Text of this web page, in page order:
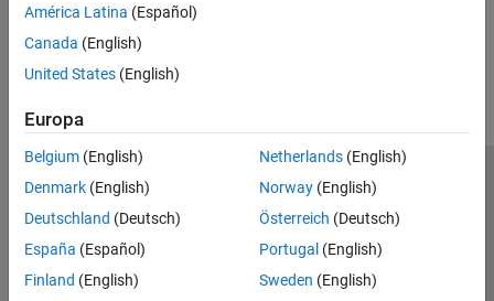
América Latina (Español)
Canada (English)
United States (English)
Europa
Belgium (English)
Denmark (English)
Deutschland (Deutsch)
España (Español)
Finland (English)
Netherlands(English)
Norway(English)
Österreich (Deutsch)
Portugal (English)
Sweden (English)
Centro di fiducia
Informativa sulla privacy
Antipirateria
Stato dell'applicazione
Contatti
© 1994-2026 The MathWorks, Inc.